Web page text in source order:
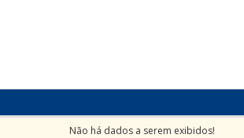
Não há dados a serem exibidos!